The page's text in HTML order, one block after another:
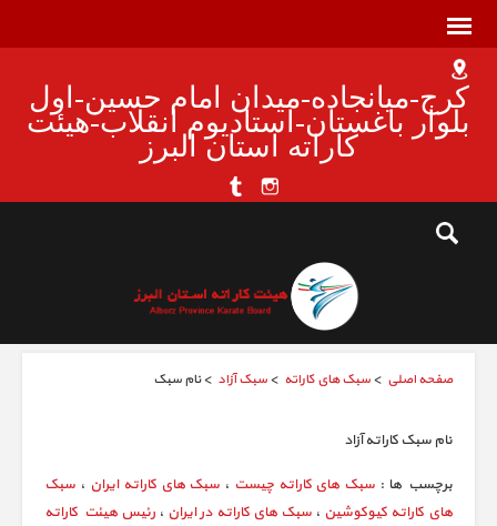
کرج-میانجاده-میدان امام حسین-اول
بلوار باغستان-استادیوم انقلاب-هیئت
کاراته استان البرز
صفحه اصلی >سبک های کاراته >سبک آزاد > نام سبک
نام سبک کاراته آزاد
برچسب ها : سبک های کاراته چیست ، سبک های کاراته ایران ، سبک
های کاراته کیوکوشین ،سبک های کاراته در ایران ،رئیس هیئت کاراته